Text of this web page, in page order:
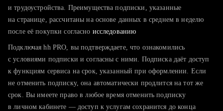
тратите много времени на поиск и вручную поднимаете
хотите сравнить себя с конкурентами и оценить шансы
и трудоустройства. Преимущества подписки, указанные
на странице, рассчитаны на основе данных в среднем в неделю
после её покупки согласно исследованию
Подключая hh PRO, вы подтверждаете, что ознакомились
с условиями подписки и согласны с ними. Подписка даёт доступ
к функциям сервиса на срок, указанный при оформлении. Если
не отменить подписку, она автоматически продлится на тот же
срок. Вы имеете право в любое время отменить подписку
в личном кабинете — доступ к услугам сохранится до конца